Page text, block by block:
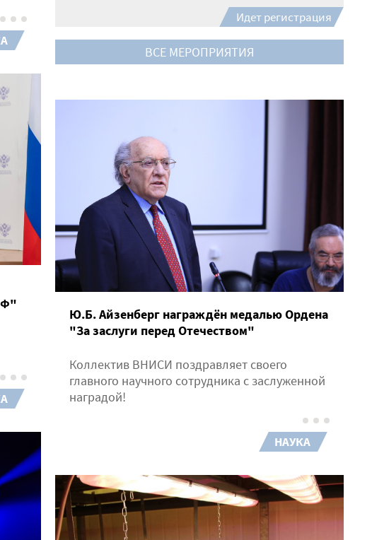
Ю.Б. Айзенберг награждён медалью Ордена
"За заслуги перед Отечеством"
Коллектив ВНИСИ поздравляет своего
главного научного сотрудника с заслуженной
наградой!
НАУКА
Идет регистрация
ВСЕ МЕРОПРИЯТИЯ